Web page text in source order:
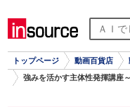
トップページ 動画百貨店
強みを活かす主体性発揮講座